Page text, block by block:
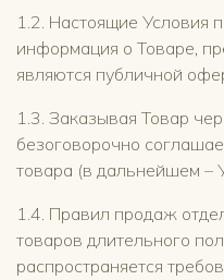
1.2. Настоящие Условия
информация о Товаре,
являются публичной
1.3. Заказывая Товар
безоговорочно
товара (в дальнейшем –
1.4. Правил продаж
товаров длительного
распространяется